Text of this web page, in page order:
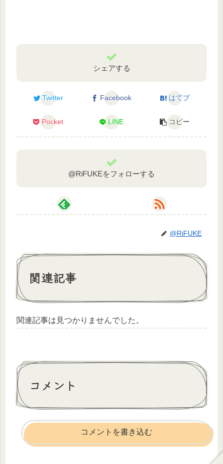
シェアする
Twitter Facebook はてブ
Pocket LINE コピー
@RiFUKEをフォローする
@RiFUKE
関連記事
関連記事は見つかりませんでした。
コメント
コメントを書き込む